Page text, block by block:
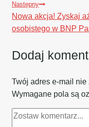
Następny
Nowa akcja! Zyskaj
osobistego w BNP
Dodaj
Twój adres e-mail
Wymagane pola są